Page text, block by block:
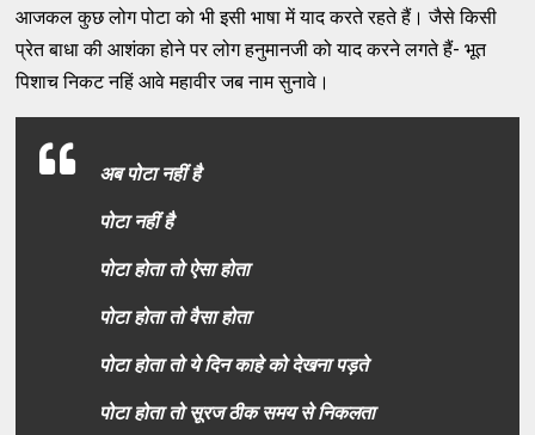
आजकल कुछ लोग पोटा को भी इसी भाषा में याद करते रहते हैं। जैसे किसी
प्रेत बाधा की आशंका होने पर लोग हनुमानजी को याद करने लगते हैं- भूत
पिशाच निकट नहिं आवे महावीर जब नाम सुनावे।
अब पोटा नहीं है
पोटा नहीं है
पोटा होता तो ऐसा होता
पोटा होता तो वैसा होता
पोटा होता तो ये दिन काहे को देखना पड़ते
पोटा होता तो सूरज ठीक समय से निकलता